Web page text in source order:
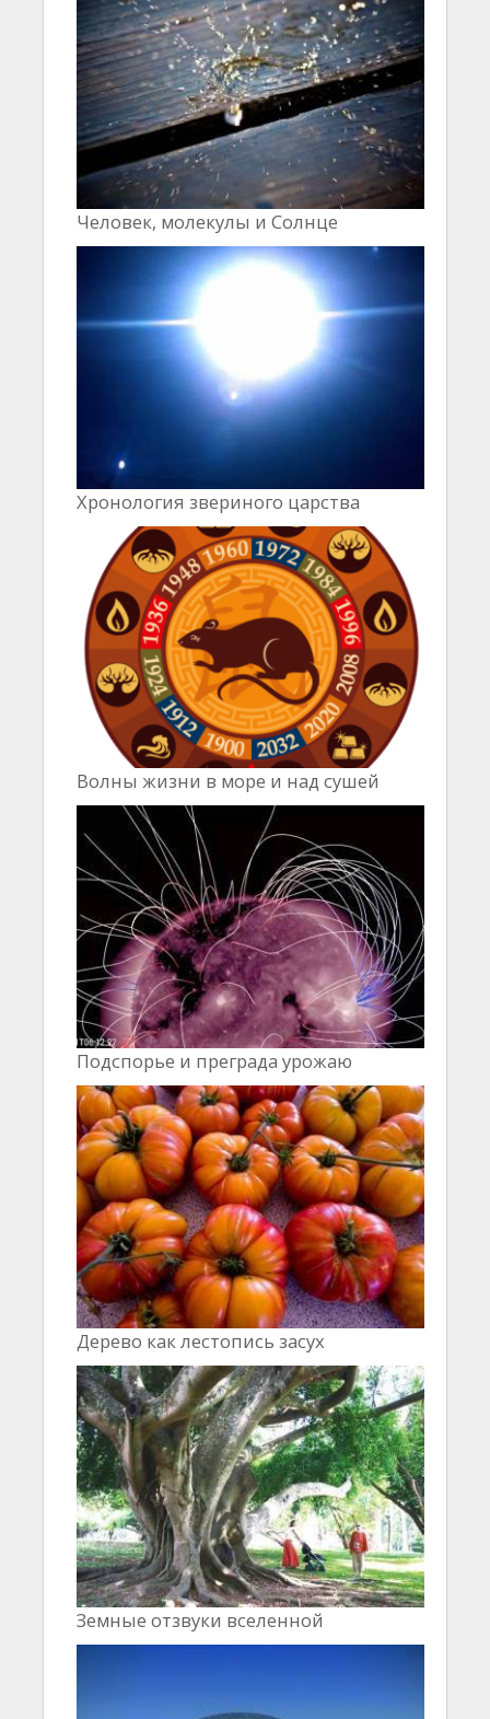
Человек, молекулы и Cолнце
Хронология звериного царства
Волны жизни в море и над сушей
Подспорье и преграда урожаю
Дерево как лестопись засух
Земные отзвуки вселенной